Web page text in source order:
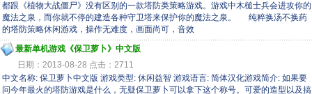
都跟《植物大战僵尸》没有区别的一款塔防类策略游戏。游戏中木槌士兵会进攻你的
魔法之泉，而你就不停的建造各种守卫塔来保护你的魔法之泉。 纯粹换汤不换药
的塔防策略休闲游戏，操作无难度，画面尚可，音效
最新单机游戏《保卫萝卜》中文版
日期：2013-08-28 点击：2711
中文名称: 保卫萝卜中文版 游戏类型: 休闲益智 游戏语言: 简体汉化游戏简介: 如果要
问今年最火的塔防游戏是什么，无疑保卫萝卜可以拿下这个称号。可爱的造型以及搞